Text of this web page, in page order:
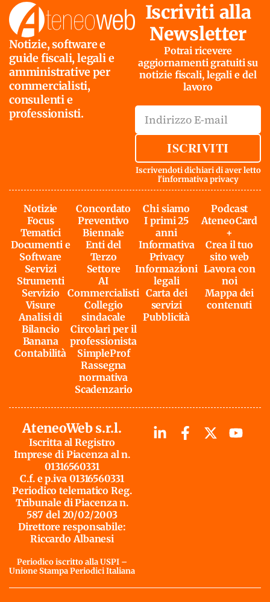
Notizie, software e
guide fiscali, legali e
amministrative per
commercialisti,
consulenti e
professionisti.
Iscriviti alla
Newsletter
Potrai ricevere
aggiornamenti gratuiti su
notizie fiscali, legali e del
lavoro
ISCRIVITI
Iscrivendoti dichiari di aver letto
l'informativa privacy
Notizie
Focus
Tematici
Documenti e
Software
Servizi
Strumenti
Servizio
Visure
Analisi di
Bilancio
Banana
Contabilità
Concordato
Preventivo
Biennale
Enti del
Terzo
Settore
AI
Commercialisti
Collegio
sindacale
Circolari per il
professionista
SimpleProf
Rassegna
normativa
Scadenzario
Chi siamo
I primi 25
anni
Informativa
Privacy
Informazioni
legali
Carta dei
servizi
Pubblicità
Podcast
AteneoCard
+
Crea il tuo
sito web
Lavora con
noi
Mappa dei
contenuti
AteneoWeb s.r.l.
Iscritta al Registro
Imprese di Piacenza al n.
01316560331
C.f. e p.iva 01316560331
Periodico telematico Reg.
Tribunale di Piacenza n.
587 del 20/02/2003
Direttore responsabile:
Riccardo Albanesi
Periodico iscritto alla USPI –
Unione Stampa Periodici Italiana